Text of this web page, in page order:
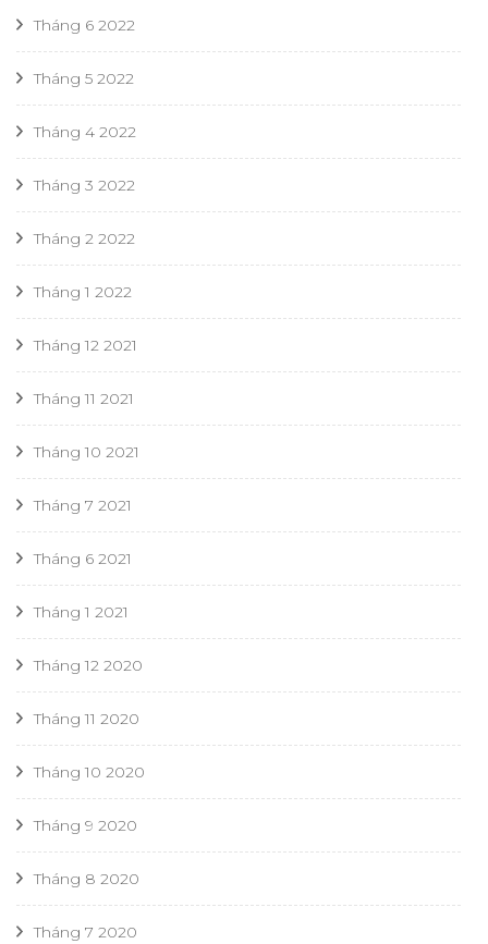
Tháng 6 2022
Tháng 5 2022
Tháng 4 2022
Tháng 3 2022
Tháng 2 2022
Tháng 1 2022
Tháng 12 2021
Tháng 11 2021
Tháng 10 2021
Tháng 7 2021
Tháng 6 2021
Tháng 1 2021
Tháng 12 2020
Tháng 11 2020
Tháng 10 2020
Tháng 9 2020
Tháng 8 2020
Tháng 7 2020